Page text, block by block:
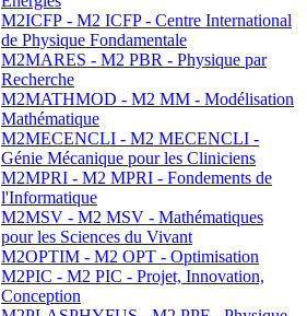
M2ICFP - M2 ICFP - Centre International
de Physique Fondamentale
M2MARES - M2 PBR - Physique par
Recherche
M2MATHMOD - M2 MM - Modélisation
Mathématique
M2MECENCLI - M2 MECENCLI -
Génie Mécanique pour les Cliniciens
M2MPRI - M2 MPRI - Fondements de
l'Informatique
M2MSV - M2 MSV - Mathématiques
pour les Sciences du Vivant
M2OPTIM - M2 OPT - Optimisation
M2PIC - M2 PIC - Projet, Innovation,
Conception